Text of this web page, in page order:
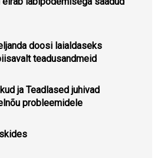
doosi laialdaseks
teadusandmeid
ja Teadlased juhivad
probleemidele